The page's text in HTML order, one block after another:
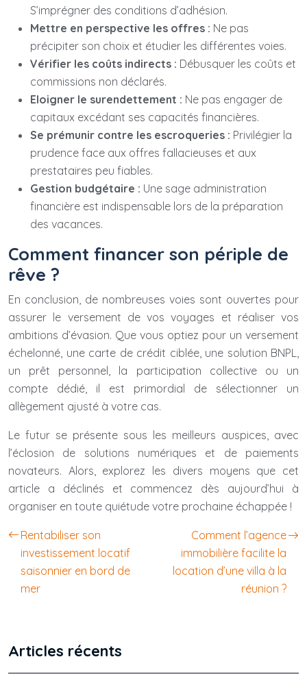
S’imprégner des conditions d’adhésion.
Mettre en perspective les offres : Ne pas
précipiter son choix et étudier les différentes voies.
Vérifier les coûts indirects : Débusquer les coûts et
commissions non déclarés.
Eloigner le surendettement : Ne pas engager de
capitaux excédant ses capacités financières.
Se prémunir contre les escroqueries : Privilégier la
prudence face aux offres fallacieuses et aux
prestataires peu fiables.
Gestion budgétaire : Une sage administration
financière est indispensable lors de la préparation
des vacances.
Comment financer son périple de
rêve ?
En conclusion, de nombreuses voies sont ouvertes pour
assurer le versement de vos voyages et réaliser vos
ambitions d’évasion. Que vous optiez pour un versement
échelonné, une carte de crédit ciblée, une solution BNPL,
un prêt personnel, la participation collective ou un
compte dédié, il est primordial de sélectionner un
allègement ajusté à votre cas.
Le futur se présente sous les meilleurs auspices, avec
l’éclosion de solutions numériques et de paiements
novateurs. Alors, explorez les divers moyens que cet
article a déclinés et commencez dès aujourd’hui à
organiser en toute quiétude votre prochaine échappée !
Rentabiliser son
investissement locatif
saisonnier en bord de
mer
Comment l’agence
immobilière facilite la
location d’une villa à la
réunion ?
Articles récents